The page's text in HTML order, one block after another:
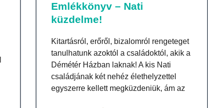
Emlékkönyv – Nati
küzdelme!
Kitartásról, erőről, bizalomról rengeteget
tanulhatunk azoktól a családoktól, akik a
Démétér Házban laknak! A kis Nati
családjának két nehéz élethelyzettel
egyszerre kellett megküzdeniük, ám az